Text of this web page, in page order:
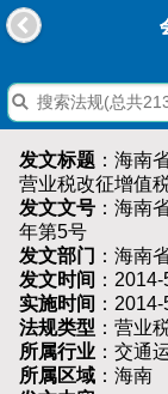
发文标题 ：海南
营业税改征增值
发文文号 ：海南
年第5号
发文部门 ：海南
发文时间 ：
实施时间 ：
法规类型 ：营业
所属行业 ：交通
所属区域 ：海南